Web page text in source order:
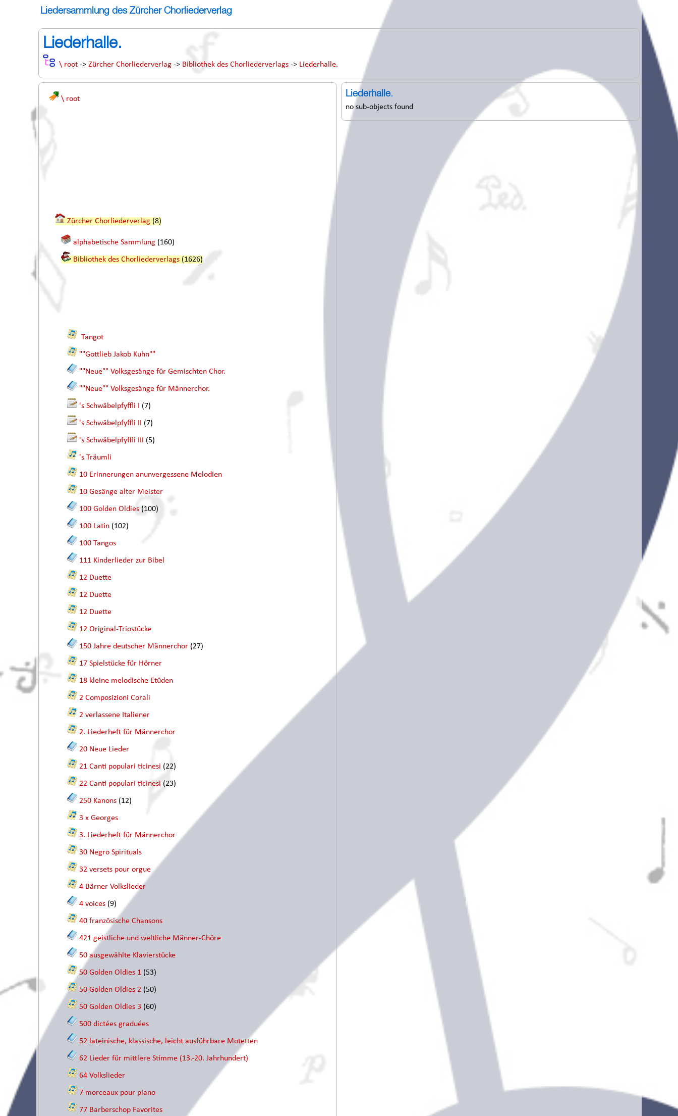
Liedersammlung des Zürcher Chorliederverlag
Liederhalle.
\ root -> Zürcher Chorliederverlag -> Bibliothek des Chorliederverlags -> Liederhalle.
\ root
Zürcher Chorliederverlag (8)
alphabetische Sammlung (160)
Bibliothek des Chorliederverlags (1626)
Tangot
""Gottlieb Jakob Kuhn""
""Neue"" Volksgesänge für Gemischten Chor.
""Neue"" Volksgesänge für Männerchor.
's Schwäbelpfyffli I (7)
's Schwäbelpfyffli II (7)
's Schwäbelpfyffli III (5)
's Träumli
10 Erinnerungen anunvergessene Melodien
10 Gesänge alter Meister
100 Golden Oldies (100)
100 Latin (102)
100 Tangos
111 Kinderlieder zur Bibel
12 Duette
12 Duette
12 Duette
12 Original-Triostücke
150 Jahre deutscher Männerchor (27)
17 Spielstücke für Hörner
18 kleine melodische Etüden
2 Composizioni Corali
2 verlassene Italiener
2. Liederheft für Männerchor
20 Neue Lieder
21 Canti populari ticinesi (22)
22 Canti populari ticinesi (23)
250 Kanons (12)
3 x Georges
3. Liederheft für Männerchor
30 Negro Spirituals
32 versets pour orgue
4 Bärner Volkslieder
4 voices (9)
40 französische Chansons
421 geistliche und weltliche Männer-Chöre
50 ausgewählte Klavierstücke
50 Golden Oldies 1 (53)
50 Golden Oldies 2 (50)
50 Golden Oldies 3 (60)
500 dictées graduées
52 lateinische, klassische, leicht ausführbare Motetten
62 Lieder für mittlere Stimme (13.-20. Jahrhundert)
64 Volkslieder
7 morceaux pour piano
77 Barberschop Favorites
Liederhalle.
no sub-objects found